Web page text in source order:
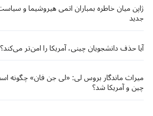
ژاپن میان خاطره بمباران اتمی هیروشیما و
جدید
آیا حذف دانشجویان چینی، آمریکا را امن‌تر می‌کند؟
میراث ماندگار بروس لی: «لی جن فان» چگونه
چین و آمریکا شد؟